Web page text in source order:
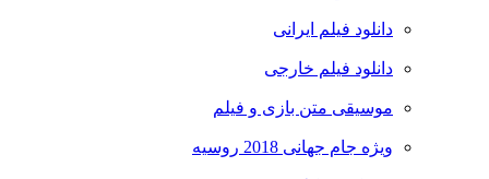
دانلود فیلم ایرانی
دانلود فیلم خارجی
موسیقی متن بازی و فیلم
ویژه جام جهانی 2018 روسیه